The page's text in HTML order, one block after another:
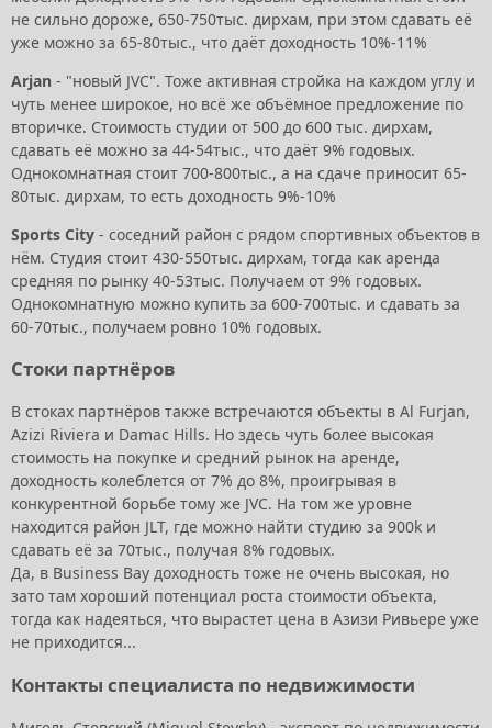
не сильно дороже, 650-750тыс. дирхам, при этом сдавать её
уже можно за 65-80тыс., что даёт доходность 10%-11%
Arjan - "новый JVC". Тоже активная стройка на каждом углу и
чуть менее широкое, но всё же объёмное предложение по
вторичке. Стоимость студии от 500 до 600 тыс. дирхам,
сдавать её можно за 44-54тыс., что даёт 9% годовых.
Однокомнатная стоит 700-800тыс., а на сдаче приносит 65-
80тыс. дирхам, то есть доходность 9%-10%
Sports City - соседний район с рядом спортивных объектов в
нём. Студия стоит 430-550тыс. дирхам, тогда как аренда
средняя по рынку 40-53тыс. Получаем от 9% годовых.
Однокомнатную можно купить за 600-700тыс. и сдавать за
60-70тыс., получаем ровно 10% годовых.
Стоки партнёров
В стоках партнёров также встречаются объекты в Al Furjan,
Azizi Riviera и Damac Hills. Но здесь чуть более высокая
стоимость на покупке и средний рынок на аренде,
доходность колеблется от 7% до 8%, проигрывая в
конкурентной борьбе тому же JVC. На том же уровне
находится район JLT, где можно найти студию за 900k и
сдавать её за 70тыс., получая 8% годовых.
Да, в Business Bay доходность тоже не очень высокая, но
зато там хороший потенциал роста стоимости объекта,
тогда как надеяться, что вырастет цена в Азизи Ривьере уже
не приходится...
Контакты специалиста по недвижимости